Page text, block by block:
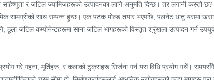
र जटिल ज्यामिजहरूको उत्पादनका लागि अनुमति दिन्छ। तर लगानी कस्तो
सामग्रीको साथ सम्पन्न हुन्छ। एक पटक मोल्ड तयार भएपछि, पलनेट धातु यसमा
ठूला जटिल कम्पोनेन्टहरूमा साना जटिल भागहरूको विस्तृत श्रृंखला उत्पादन गर्न
गरे गहना, मूर्तिहरू, र कलाको टुक्राहरू सिर्जना गर्न यस विधि प्रयोग गर्थे।